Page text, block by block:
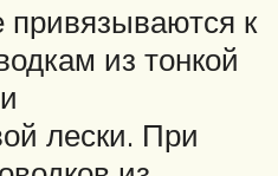
к
из тонкой
лески. При